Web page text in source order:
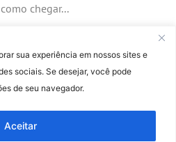
sua experiência em nossos sites e
sociais. Se desejar, você pode
de seu navegador.
Aceitar
chegar...
3115-7000​
de Souza